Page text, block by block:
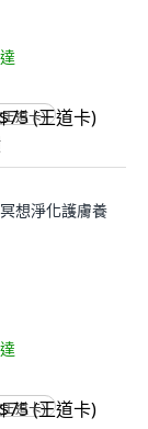
道卡)
想淨化護膚養
道卡)